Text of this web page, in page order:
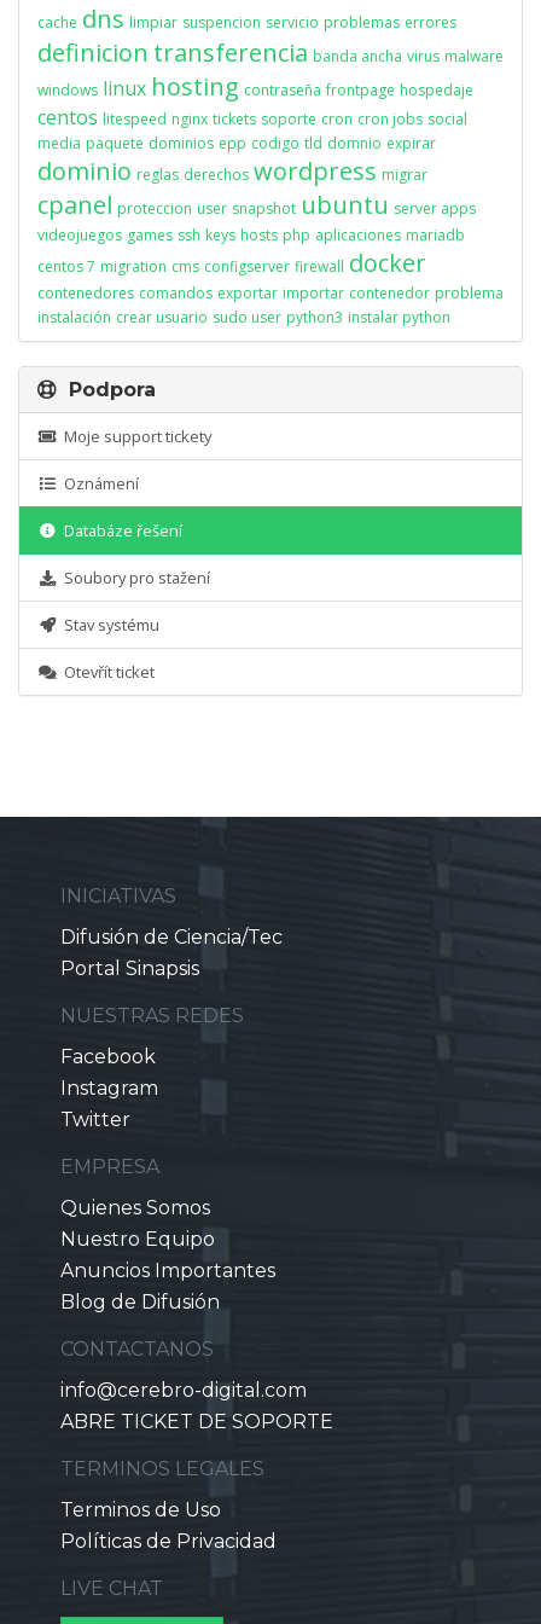
cache dns limpiar suspencion servicio problemas errores
definicion transferencia banda ancha virus malware
windows linux hosting contraseña frontpage hospedaje
centos litespeed nginx tickets soporte cron cron jobs social
media paquete dominios epp codigo tld domnio expirar
dominio reglas derechos wordpress migrar
cpanel proteccion user snapshot ubuntu server apps
videojuegos games ssh keys hosts php aplicaciones mariadb
centos 7 migration cms configserver firewall docker
contenedores comandos exportar importar contenedor problema
instalación crear usuario sudo user python3 instalar python
Podpora
Moje support tickety
Oznámení
Databáze řešení
Soubory pro stažení
Stav systému
Otevřít ticket
INICIATIVAS
Difusión de Ciencia/Tec
Portal Sinapsis
NUESTRAS REDES
Facebook
Instagram
Twitter
EMPRESA
Quienes Somos
Nuestro Equipo
Anuncios Importantes
Blog de Difusión
CONTACTANOS
info@cerebro-digital.com
ABRE TICKET DE SOPORTE
TERMINOS LEGALES
Terminos de Uso
Políticas de Privacidad
LIVE CHAT